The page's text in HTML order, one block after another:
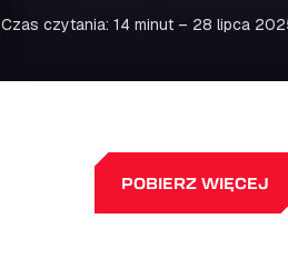
Czas czytania: 14 minut – 28 lipca
POBIERZ WIĘCEJ